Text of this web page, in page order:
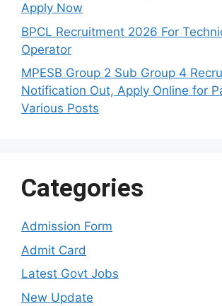
Apply Now
BPCL Recruitment 2026 For
Operator
MPESB Group 2 Sub Group 4
Notification Out, Apply Online for
Various Posts
Categories
Admission Form
Admit Card
Latest Govt Jobs
New Update